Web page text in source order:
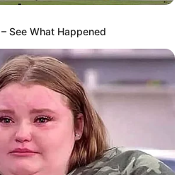
Official
See What Happened